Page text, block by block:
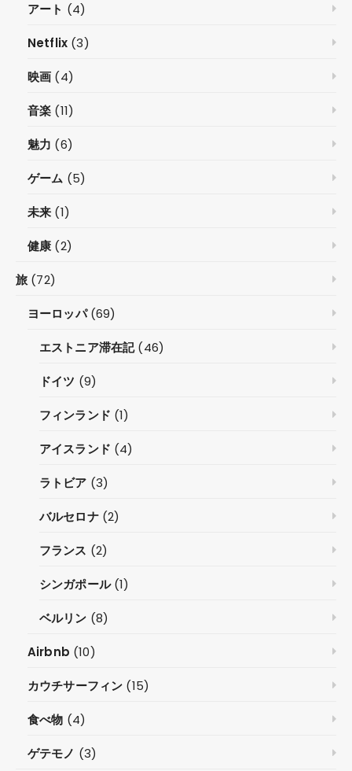
アート (4)
Netflix (3)
映画 (4)
音楽 (11)
魅力 (6)
ゲーム (5)
未来 (1)
健康 (2)
旅 (72)
ヨーロッパ(69)
エストニア滞在記(46)
ドイツ (9)
フィンランド (1)
アイスランド (4)
ラトビア (3)
バルセロナ(2)
フランス (2)
シンガポール(1)
ベルリン (8)
Airbnb (10)
カウチサーフィン (15)
食べ物 (4)
ゲテモノ (3)